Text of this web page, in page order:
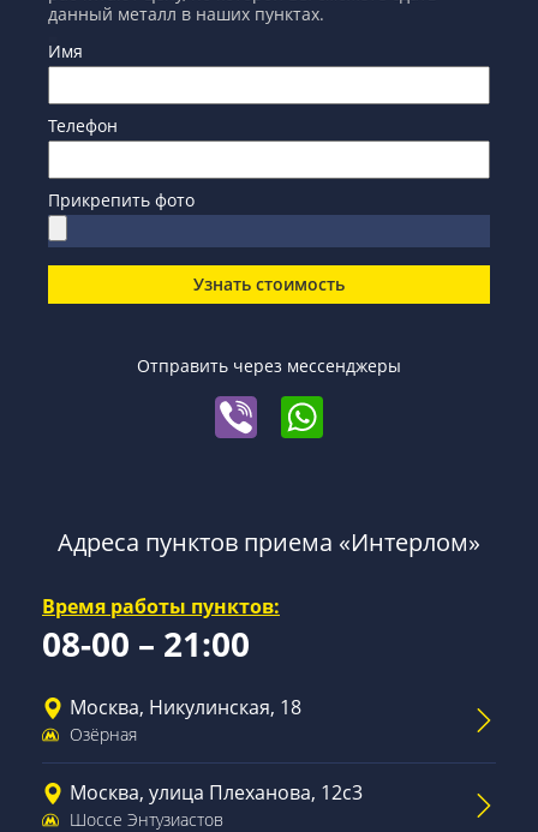
данный металл в наших пунктах.
Имя
Телефон
Прикрепить фото
Узнать стоимость
Отправить через мессенджеры
Адреса пунктов приема «Интерлом»
Время работы пунктов:
08-00 – 21:00
Москва, Никулинская, 18
Озёрная
Москва, улица Плеханова, 12с3
Шоссе Энтузиастов